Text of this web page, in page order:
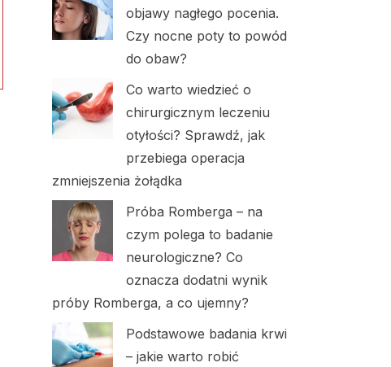
objawy nagłego pocenia.
Czy nocne poty to powód
do obaw?
Co warto wiedzieć o
chirurgicznym leczeniu
otyłości? Sprawdź, jak
przebiega operacja
zmniejszenia żołądka
Próba Romberga – na
czym polega to badanie
neurologiczne? Co
oznacza dodatni wynik
próby Romberga, a co ujemny?
Podstawowe badania krwi
– jakie warto robić